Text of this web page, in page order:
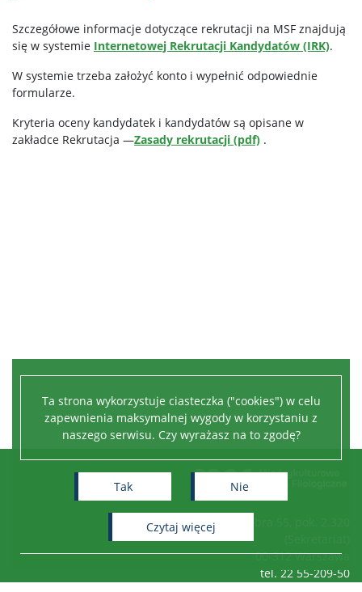
Ta strona wykorzystuje ciasteczka ("cookies") w celu
zapewnienia maksymalnej wygody w korzystaniu z
naszego serwisu. Czy wyrażasz na to zgodę?
Tak Nie
czytaj więcej
Szczegółowe informacje dotyczące rekrutacji na MSF znajdują
się w systemie Internetowej Rekrutacji Kandydatów (IRK).
W systemie trzeba założyć konto i wypełnić odpowiednie
formularze.
Kryteria oceny kandydatek i kandydatów są opisane w
zakładce Rekrutacja —Zasady rekrutacji (pdf) .
00-312 Warszawa
tel. 22 55-209-50